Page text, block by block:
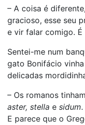
– A coisa é
gracioso, esse seu
e vir falar comigo.
Sentei-me num
gato Bonifácio
delicadas
– Os romanos
aster, stella e sidum
E parece que o